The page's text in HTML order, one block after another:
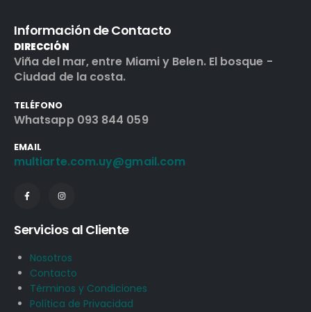
Información de Contacto
DIRECCIÓN
Viña del mar, entre Miami y Belen. El bosque -
Ciudad de la costa.
TELÉFONO
Whatsapp 093 844 059
EMAIL
multiarte.com.uy@gmail.com
Servicios al Cliente
Nosotros
Contacto
Términos y Condiciones
Política de Privacidad